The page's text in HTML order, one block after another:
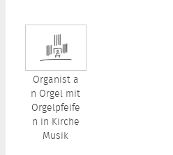
Organist a
n Orgel mit
Orgelpfeife
n in Kirche
Musik